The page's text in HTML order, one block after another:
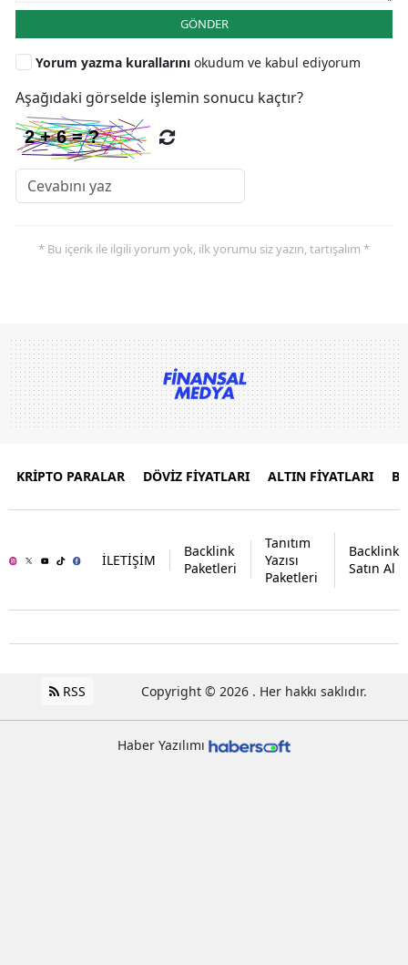
GÖNDER
Yorum yazma kurallarını okudum ve kabul ediyorum
Aşağıdaki görselde işlemin sonucu kaçtır?
* Bu içerik ile ilgili yorum yok, ilk yorumu siz yazın, tartışalım *
KRİPTO PARALAR DÖVİZ FİYATLARI ALTIN FİYATLARI
İLETİŞİM
Backlink
Paketleri
Tanıtım
Yazısı
Paketleri
Backlink
Satın Al
RSS Copyright © 2026 . Her hakkı saklıdır.
Haber Yazılımı